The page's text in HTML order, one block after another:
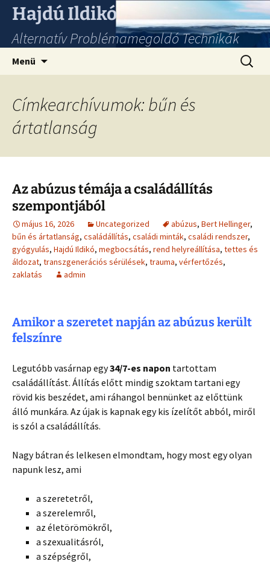
Hajdú Ildikó
Alternatív Problémamegoldó Technikák
Menü
Címkearchívumok: bűn és
ártatlanság
Az abúzus témája a családállítás
szempontjából
május 16, 2026 Uncategorized abúzus, Bert Hellinger,
bűn és ártatlanság, családállítás, családi minták, családi rendszer,
gyógyulás, Hajdú Ildikó, megbocsátás, rend helyreállítása, tettes és
áldozat, transzgenerációs sérülések, trauma, vérfertőzés,
zaklatás
admin
Amikor a szeretet napján az abúzus került
felszínre
Legutóbb vasárnap egy34/7-es napon tartottam
családállítást. Állítás előtt mindig szoktam tartani egy
rövid kis beszédet, ami ráhangol bennünket az előttünk
álló munkára. Az újak is kapnak egy kis ízelítőt abból, miről
is szól a családállítás.
Nagy bátran és lelkesen elmondtam, hogy most egy olyan
napunk lesz, ami
a szeretetről,
a szerelemről,
az életörömökről,
a szexualitásról,
a szépségről,